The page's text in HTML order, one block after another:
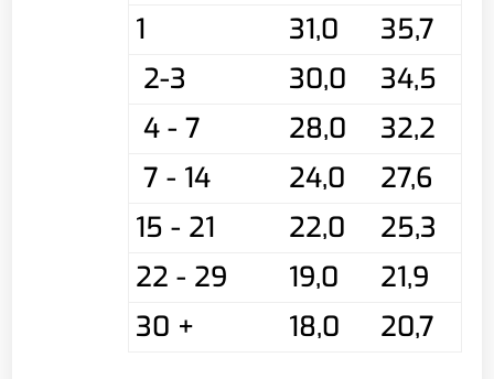
1
31,0
35,7
2-3
30,0
34,5
4 - 7
28,0
32,2
7 - 14
24,0
27,6
15 - 21
22,0
25,3
22 - 29
19,0
21,9
30 +
18,0 20,7